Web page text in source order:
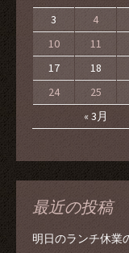
« 3月
3
4
10
11
17
18
24
25
最近の投稿
明日のランチ休業